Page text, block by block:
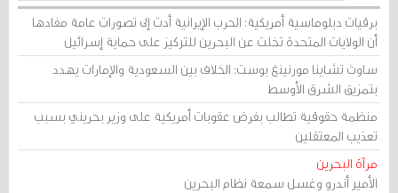
برقيات دبلوماسية أمريكية: الحرب الإيرانية أدت إلى تصورات عامة مفادها
أن الولايات المتحدة تخلت عن البحرين للتركيز على حماية إسرائيل
ساوث تشاينا مورنينغ بوست: الخلاف بين السعودية والإمارات يهدد
بتمزيق الشرق الأوسط
منظمة حقوقية تطالب بفرض عقوبات أمريكية على وزير بحريني بسبب
تعذيب المعتقلين
مرآة البحرين
الأمير أندرو وغسل سمعة نظام البحرين